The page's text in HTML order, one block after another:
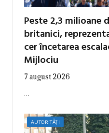
Peste 2,3 milioane
britanici,
cer încetarea
Mijlociu
7 august 2026
…
AUTORITĂȚI